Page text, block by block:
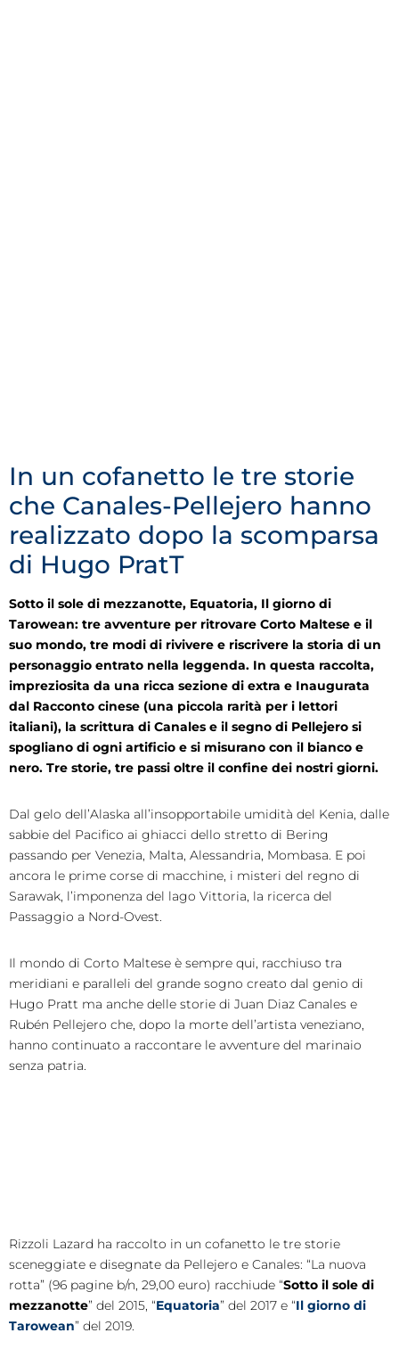
In un cofanetto le tre storie
che Canales-Pellejero hanno
realizzato dopo la scomparsa
di Hugo PratT
Sotto il sole di mezzanotte, Equatoria, Il giorno di
Tarowean: tre avventure per ritrovare Corto Maltese e il
suo mondo, tre modi di rivivere e riscrivere la storia di un
personaggio entrato nella leggenda. In questa raccolta,
impreziosita da una ricca sezione di extra e Inaugurata
dal Racconto cinese (una piccola rarità per i lettori
italiani), la scrittura di Canales e il segno di Pellejero si
spogliano di ogni artificio e si misurano con il bianco e
nero. Tre storie, tre passi oltre il confine dei nostri giorni.
Dal gelo dell’Alaska all’insopportabile umidità del Kenia, dalle
sabbie del Pacifico ai ghiacci dello stretto di Bering
passando per Venezia, Malta, Alessandria, Mombasa. E poi
ancora le prime corse di macchine, i misteri del regno di
Sarawak, l’imponenza del lago Vittoria, la ricerca del
Passaggio a Nord-Ovest.
Il mondo di Corto Maltese è sempre qui, racchiuso tra
meridiani e paralleli del grande sogno creato dal genio di
Hugo Pratt ma anche delle storie di Juan Diaz Canales e
Rubén Pellejero che, dopo la morte dell’artista veneziano,
hanno continuato a raccontare le avventure del marinaio
senza patria.
Rizzoli Lazard ha raccolto in un cofanetto le tre storie
sceneggiate e disegnate da Pellejero e Canales: “La nuova
rotta” (96 pagine b/n, 29,00 euro) racchiude “Sotto il sole di
mezzanotte” del 2015, “Equatoria” del 2017 e “Il giorno di
Tarowean” del 2019.